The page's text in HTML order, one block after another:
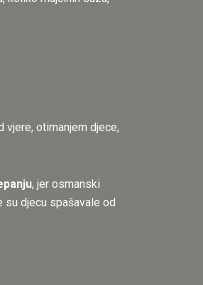
otimanjem djece,
, jer osmanski
su djecu spašavale od